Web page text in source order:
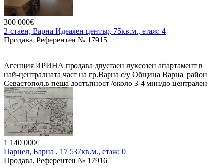
300 000€
2-стаен, Варна Идеален център, 75кв.м., етаж: 4
Продава, Референтен № 17915
Агенция ИРИНА продава двустаен луксозен апартамент в
най-централната част на гр.Варна с/у Община Варна, район
Севастопол,в пеша достъпност /около 3-4 мин/до централен
вход на Морската градина, плажа и морето, ет.4/4 без
асансьор,вътрешен,изложение ю/с,слънчев и
топъл.Апартамент се състои от: кухня, отделно хол с
трапезарната част,спалня,мокро помещение,коридор.Изцяло е
ремонтиран със скъпи строит.материали,пипнато
отвсякъде,със стил,мебели и всичко избирано и правено с
висока прецизност и качество/.Обзаведен с нови по-поръчка
дизайнерски и италиански мебели и оборудван с нови
ел.уреди/.Цената е 300000 евро .
1 140 000€
Парцел, Варна , 17 537кв.м., етаж: 0
Продава, Референтен № 17916